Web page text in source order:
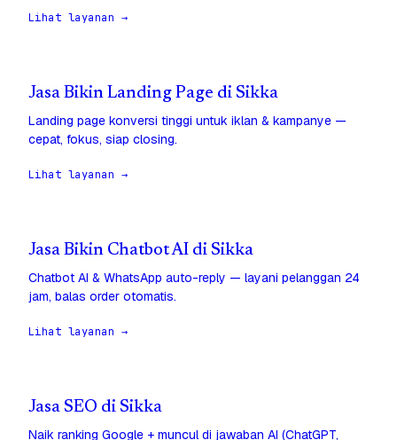
Lihat layanan →
Jasa Bikin Landing Page di Sikka
Landing page konversi tinggi untuk iklan & kampanye —
cepat, fokus, siap closing.
Lihat layanan →
Jasa Bikin Chatbot AI di Sikka
Chatbot AI & WhatsApp auto-reply — layani pelanggan 24
jam, balas order otomatis.
Lihat layanan →
Jasa SEO di Sikka
Naik ranking Google + muncul di jawaban AI (ChatGPT,